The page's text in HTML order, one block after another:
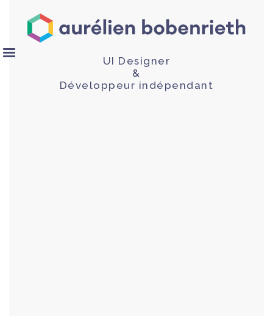
UI Designer
&
Développeur indépendant